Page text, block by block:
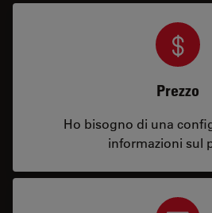
Prezzo
Ho bisogno di una
informazioni sul